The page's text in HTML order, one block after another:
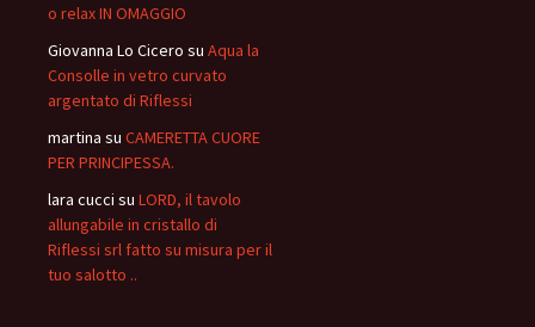
o relax IN OMAGGIO
Giovanna Lo Cicero su Aqua la
Consolle in vetro curvato
argentato di Riflessi
martina su CAMERETTA CUORE
PER PRINCIPESSA.
lara cucci su LORD, il tavolo
allungabile in cristallo di
Riflessi srl fatto su misura per il
tuo salotto ..